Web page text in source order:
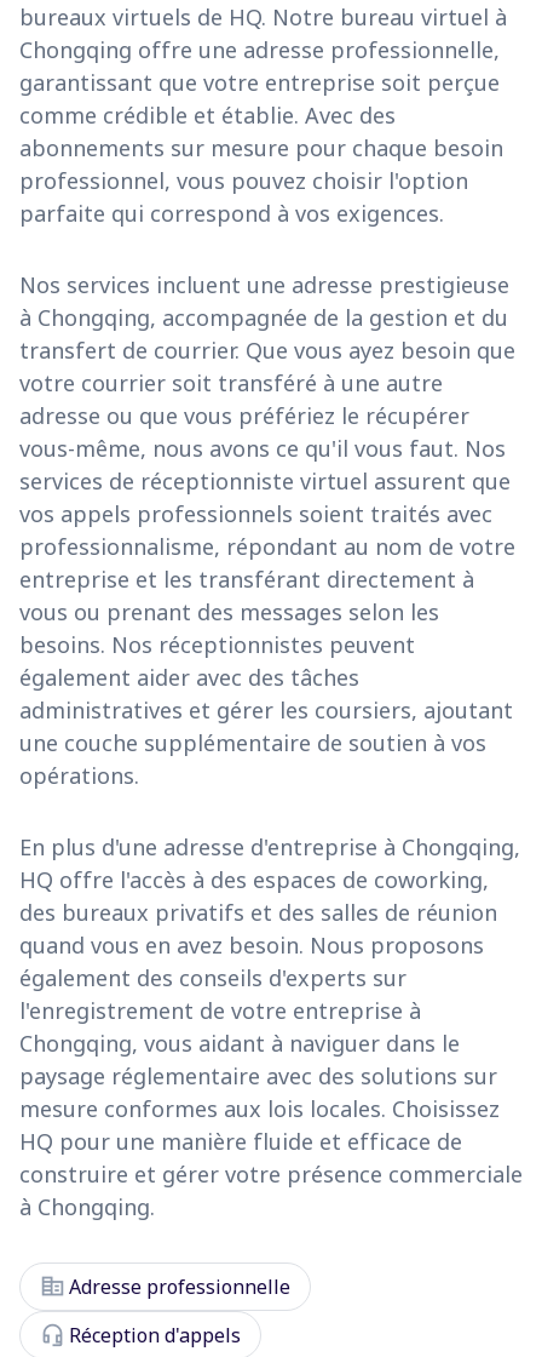
bureaux virtuels de HQ. Notre bureau virtuel à
Chongqing offre une adresse professionnelle,
garantissant que votre entreprise soit perçue
comme crédible et établie. Avec des
abonnements sur mesure pour chaque besoin
professionnel, vous pouvez choisir l'option
parfaite qui correspond à vos exigences.
Nos services incluent une adresse prestigieuse
à Chongqing, accompagnée de la gestion et du
transfert de courrier. Que vous ayez besoin que
votre courrier soit transféré à une autre
adresse ou que vous préfériez le récupérer
vous-même, nous avons ce qu'il vous faut. Nos
services de réceptionniste virtuel assurent que
vos appels professionnels soient traités avec
professionnalisme, répondant au nom de votre
entreprise et les transférant directement à
vous ou prenant des messages selon les
besoins. Nos réceptionnistes peuvent
également aider avec des tâches
administratives et gérer les coursiers, ajoutant
une couche supplémentaire de soutien à vos
opérations.
En plus d'une adresse d'entreprise à Chongqing,
HQ offre l'accès à des espaces de coworking,
des bureaux privatifs et des salles de réunion
quand vous en avez besoin. Nous proposons
également des conseils d'experts sur
l'enregistrement de votre entreprise à
Chongqing, vous aidant à naviguer dans le
paysage réglementaire avec des solutions sur
mesure conformes aux lois locales. Choisissez
HQ pour une manière fluide et efficace de
construire et gérer votre présence commerciale
à Chongqing.
corporate_fareAdresse professionnelle
headset_mic Réception d'appels